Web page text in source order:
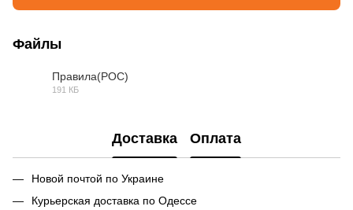
Файлы
Правила(РОС)
191 КБ
Доставка Оплата
Новой почтой по Украине
Курьерская доставка по Одессе